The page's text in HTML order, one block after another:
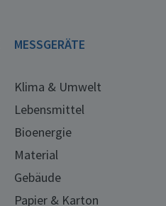
MESSGERÄTE
Klima & Umwelt
Lebensmittel
Bioenergie
Material
Gebäude
Papier & Karton